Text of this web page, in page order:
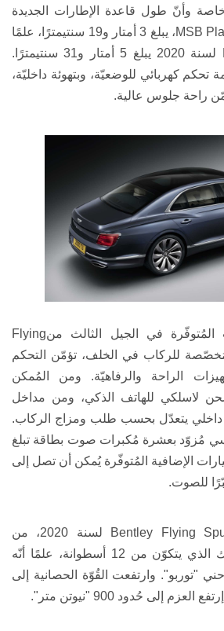
وأنّ طول قاعدة الإطارات الجديدة
MSB
، يبلغ 3 أمتار و19 سنتيمترًا، علمًا
لسنة 2020 يبلغ 5 أمتار و31 سنتيمترًا.
تحكم كهربائي للوضعيّة، وبتهوئة داخليّة،
راحة جلوس عالية.
في الجيل الثالث منFlying
للركاب في الخلف، تؤمّن التحكم
الراحة والرفاهيّة. ومن المُمكن
لاسلكي للهاتف الذكي، ومن مداخل
داخلي يتعدّل بحسب طلب ومزاج الركاب.
مُزوّد بعشرة مُكبرات صوت بطاقة تبلغ
الإضافية المُتوفّرة يُمكن أن تصل إلى
Bentley Flying
لسنة 2020، من
من 12 أسطوانة
، علمًا أنّه
شاحني "توربو". وارتفعت القُوّة الحصانية إلى